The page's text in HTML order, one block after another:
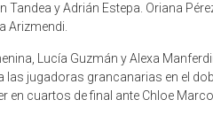
Tandea y Adrián Estepa. Oriana
Arizmendi.
Lucía Guzmán y Alexa
las jugadoras grancanarias en el
en cuartos de final ante Chloe